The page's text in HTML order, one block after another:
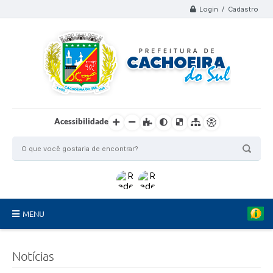
Login / Cadastro
Acessibilidade
MENU
Notícias